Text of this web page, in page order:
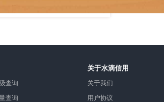
查询
查询
关于水滴信用
关于我们
用户协议